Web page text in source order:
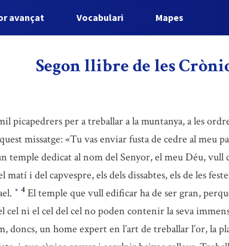
avançat Vocabulari Mapes
Segon llibre de les
per a treballar a la muntanya, a les
missatge: «Tu vas enviar fusta de cedre al meu
temple dedicat al nom del Senyor, el meu Déu,
i del capvespre, els dels dissabtes, els de les
* 4 El temple que vull edificar ha de ser gran,
ni el cel del cel no poden contenir la seva
doncs, un home expert en l’art de treballar l’or,